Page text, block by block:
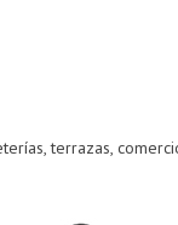
terrazas,